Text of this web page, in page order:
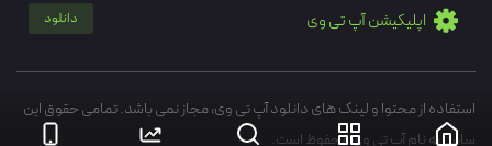
اپلیکیشن آپ تی وی دانلود
استفاده از محتوا و لینک های دانلود آپ تی وی، مجاز نمی باشد. تمامی حقوق این
سایت به نام آپ تی وی محفوظ است.